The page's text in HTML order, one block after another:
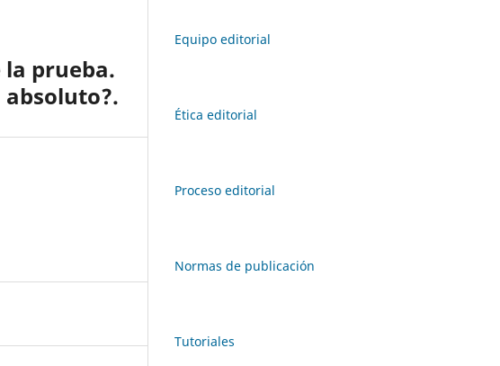
la prueba.
absoluto?.
Equipo editorial
Ética editorial
Proceso editorial
Normas de publicación
Tutoriales